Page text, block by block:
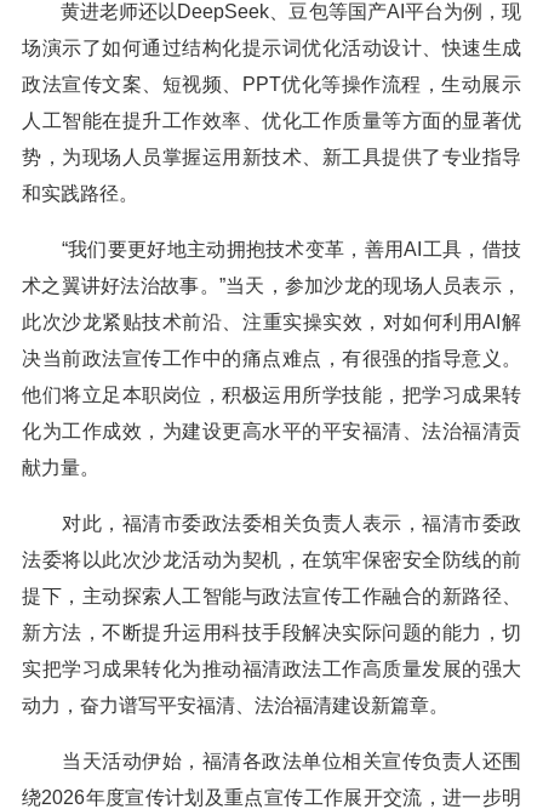
黄进老师还以DeepSeek、豆包等国产AI平台为例，现
场演示了如何通过结构化提示词优化活动设计、快速生成
政法宣传文案、短视频、PPT优化等操作流程，生动展示
人工智能在提升工作效率、优化工作质量等方面的显著优
势，为现场人员掌握运用新技术、新工具提供了专业指导
和实践路径。
“我们要更好地主动拥抱技术变革，善用AI工具，借技
术之翼讲好法治故事。”当天，参加沙龙的现场人员表示，
此次沙龙紧贴技术前沿、注重实操实效，对如何利用AI解
决当前政法宣传工作中的痛点难点，有很强的指导意义。
他们将立足本职岗位，积极运用所学技能，把学习成果转
化为工作成效，为建设更高水平的平安福清、法治福清贡
献力量。
对此，福清市委政法委相关负责人表示，福清市委政
法委将以此次沙龙活动为契机，在筑牢保密安全防线的前
提下，主动探索人工智能与政法宣传工作融合的新路径、
新方法，不断提升运用科技手段解决实际问题的能力，切
实把学习成果转化为推动福清政法工作高质量发展的强大
动力，奋力谱写平安福清、法治福清建设新篇章。
当天活动伊始，福清各政法单位相关宣传负责人还围
绕2026年度宣传计划及重点宣传工作展开交流，进一步明